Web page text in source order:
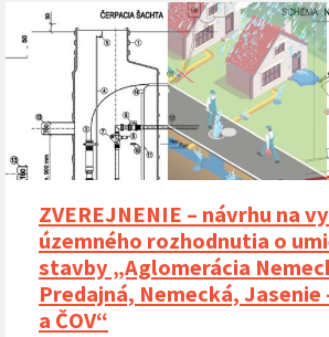
ZVEREJNENIE – návrhu na
územného rozhodnutia o
stavby „Aglomerácia
Predajná, Nemecká, Jasenie
a ČOV“